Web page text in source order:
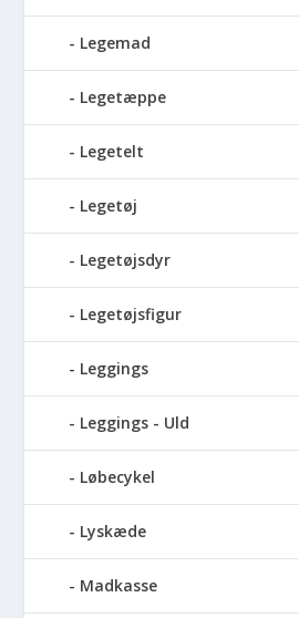
Legemad
Legetæppe
Legetelt
Legetøj
Legetøjsdyr
Legetøjsfigur
Leggings
Leggings - Uld
Løbecykel
Lyskæde
Madkasse